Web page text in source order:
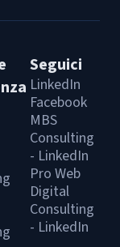
Seguici
LinkedIn
Facebook
MBS
Consulting
- LinkedIn
Pro Web
Digital
Consulting
- LinkedIn